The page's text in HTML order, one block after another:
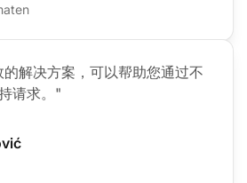
解决方案，可以帮助您通过不
请求。"